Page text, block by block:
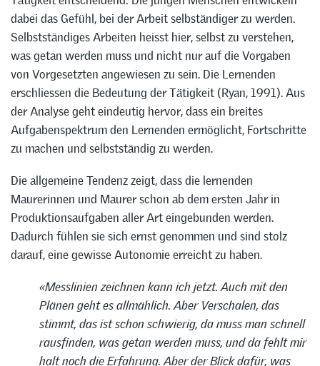
dabei das Gefühl, bei der Arbeit selbständiger zu werden.
Selbstständiges Arbeiten heisst hier, selbst zu verstehen,
was getan werden muss und nicht nur auf die Vorgaben
von Vorgesetzten angewiesen zu sein. Die Lernenden
erschliessen die Bedeutung der Tätigkeit (Ryan, 1991). Aus
der Analyse geht eindeutig hervor, dass ein breites
Aufgabenspektrum den Lernenden ermöglicht, Fortschritte
zu machen und selbstständig zu werden.
Die allgemeine Tendenz zeigt, dass die lernenden
Maurerinnen und Maurer schon ab dem ersten Jahr in
Produktionsaufgaben aller Art eingebunden werden.
Dadurch fühlen sie sich ernst genommen und sind stolz
darauf, eine gewisse Autonomie erreicht zu haben.
«Messlinien zeichnen kann ich jetzt. Auch mit den
Plänen geht es allmählich. Aber Verschalen, das
stimmt, das ist schon schwierig, da muss man schnell
rausfinden, was getan werden muss, und da fehlt mir
halt noch die Erfahrung. Aber der Blick dafür, was